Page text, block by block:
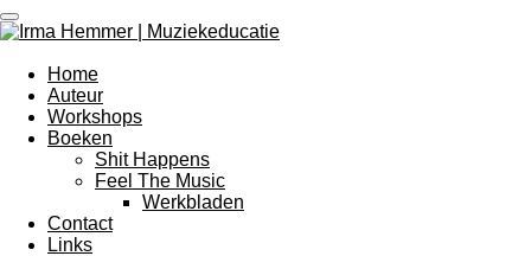
Ga
direct
naar
de
hoofdinhoud
Home
Auteur
Workshops
Boeken
Shit Happens
Feel The Music
Werkbladen
Contact
Links